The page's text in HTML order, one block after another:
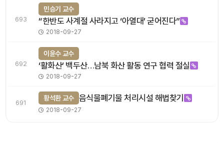
693
민승기 교수
“한반도 사계절 사라지고 ‘아열대’ 굳어진다”
2018-09-27
692
이윤수 교수
‘활화산’ 백두산…남북 화산 활동 연구 협력 절실
2018-09-27
691
황석환 교수 음식물폐기물 처리시설 해법찾기
2018-09-27